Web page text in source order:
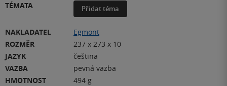
TÉMATA
Přidat téma
NAKLADATEL
Egmont
ROZMĚR
237 x 273 x 10
JAZYK
čeština
VAZBA
pevná vazba
HMOTNOST
494 g